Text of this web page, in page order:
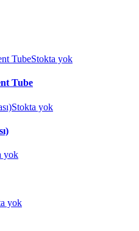
Stokta yok
Tube
Stokta yok
yok
yok